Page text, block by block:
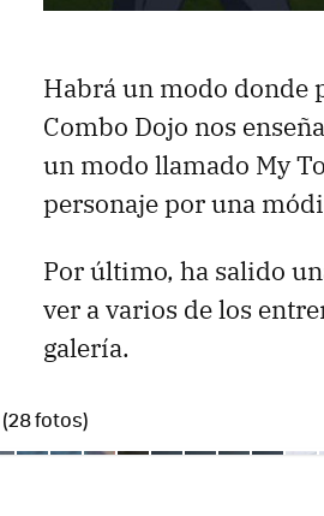
Habrá un modo donde
Combo Dojo nos
un modo llamado My
personaje por una
Por último, ha salido
ver a varios de los
galería.
fotos)